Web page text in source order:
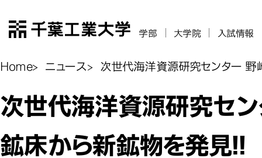
千葉工業大学
学部 大学院 入試情報
Home ニュース 次世代海洋資源研究センター 野
次世代海洋資源研究セ
鉱床から新鉱物を発見!!